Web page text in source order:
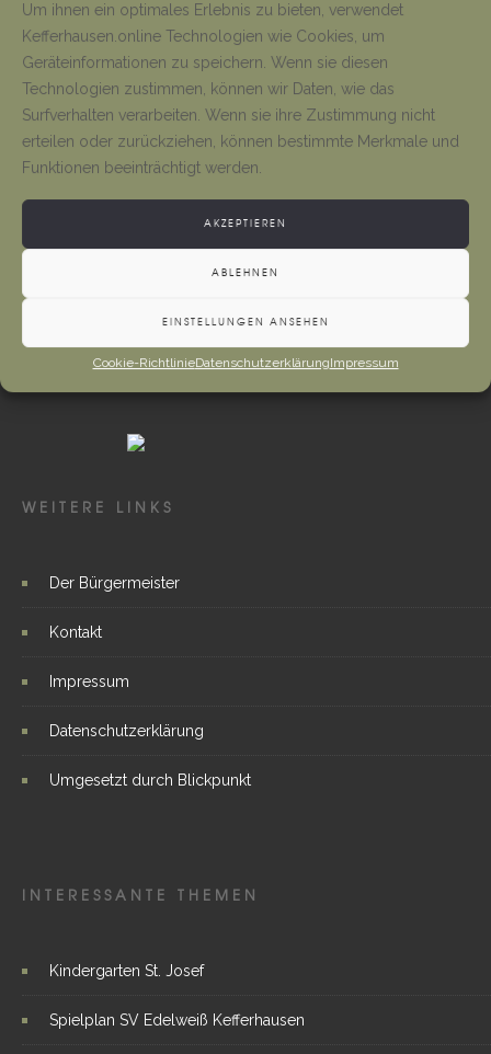
Um ihnen ein optimales Erlebnis zu bieten, verwendet
Kefferhausen.online Technologien wie Cookies, um
Geräteinformationen zu speichern. Wenn sie diesen
Technologien zustimmen, können wir Daten, wie das
Surfverhalten verarbeiten. Wenn sie ihre Zustimmung nicht
erteilen oder zurückziehen, können bestimmte Merkmale und
Funktionen beeinträchtigt werden.
AKZEPTIEREN
ABLEHNEN
EINSTELLUNGEN ANSEHEN
Cookie-RichtlinieDatenschutzerklärungImpressum
Anfahrt Cyriakuswallfahrt
Neueröffnung Gaststätte
Tino Jäger 1. August 2026
WEITERE LINKS
Der Bürgermeister
Kontakt
Impressum
Datenschutzerklärung
Umgesetzt durch Blickpunkt
INTERESSANTE THEMEN
Kindergarten St. Josef
Spielplan SV Edelweiß Kefferhausen